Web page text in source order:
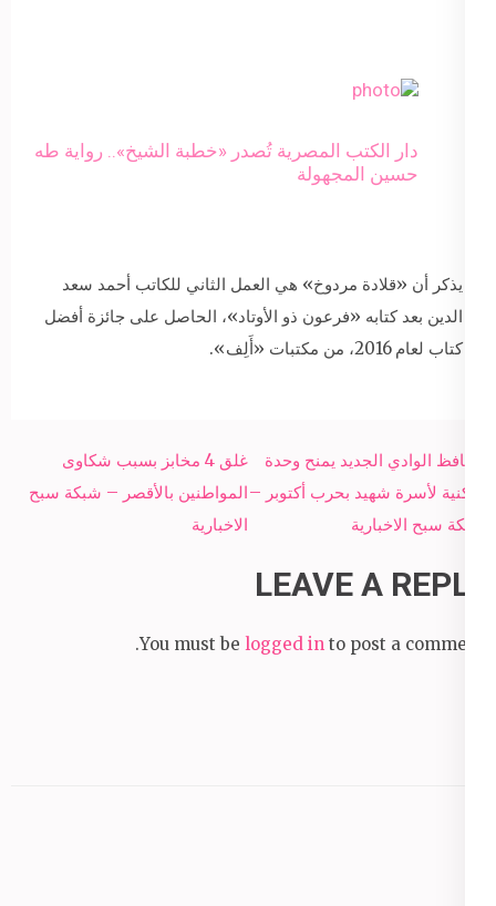
دار الكتب المصرية تُصدر «خطبة الشيخ».. رواية طه
حسين المجهولة
يذكر أن «قلادة مردوخ» هي العمل الثاني للكاتب أحمد سعد
الدين بعد كتابه «فرعون ذو الأوتاد»، الحاصل على جائزة أفضل
كتاب لعام 2016، من مكتبات «أَلِف».
Post
navigation
غلق 4 مخابز بسبب شكاوى
المواطنين بالأقصر – شبكة سبح
الاخبارية
محافظ الوادي الجديد يمنح وحدة
سكنية لأسرة شهيد بحرب أكتوبر –
شبكة سبح الاخبارية
LEAVE A REPLY
You must be logged in to post a comment.